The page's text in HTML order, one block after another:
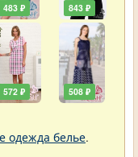
483 ₽
572 ₽
843 ₽
508 ₽
одежда белье.